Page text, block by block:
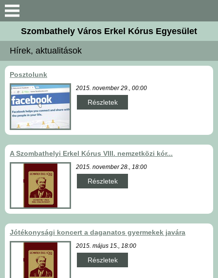
Keresés
Bemutatkozás
Hírek, aktualitások
Karnagyaink
Kórustagok
Kiadványaink
Galéria
Kapcsolat
Szombathely Város Erkel Kórus Egyesület
Hírek, aktualitások
Posztolunk
2015. november 29., 00:00
Részletek
A Szombathelyi Erkel Kórus VIII. nemzetközi kór...
2015. november 28., 18:00
Részletek
Jótékonysági koncert a daganatos gyermekek javára
2015. május 15., 18:00
Részletek